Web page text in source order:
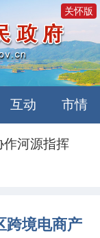
关怀版
互动 市情
作河源指挥
跨境电商产